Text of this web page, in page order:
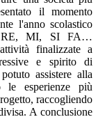
il momento
l'anno scolastico
RE, MI, SI FA…
finalizzate a
e spirito di
assistere alla
esperienze più
raccogliendo
A conclusione